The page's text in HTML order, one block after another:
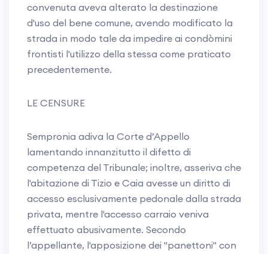
convenuta aveva alterato la destinazione
d'uso del bene comune, avendo modificato la
strada in modo tale da impedire ai condòmini
frontisti l'utilizzo della stessa come praticato
precedentemente.
LE CENSURE
Sempronia adiva la Corte d’Appello
lamentando innanzitutto il difetto di
competenza del Tribunale; inoltre, asseriva che
l'abitazione di Tizio e Caia avesse un diritto di
accesso esclusivamente pedonale dalla strada
privata, mentre l'accesso carraio veniva
effettuato abusivamente. Secondo
l’appellante, l'apposizione dei "panettoni" con